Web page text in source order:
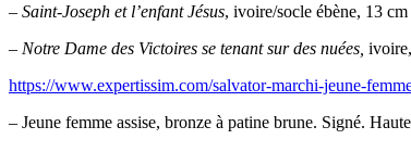
– Saint-Joseph et l’enfant Jésus, ivoire/socle ébène, 13 cm
– Notre Dame des Victoires se tenant sur des nuées,
https://www.expertissim.com/salvator-marchi-jeune-
– Jeune femme assise, bronze à patine brune. Signé.